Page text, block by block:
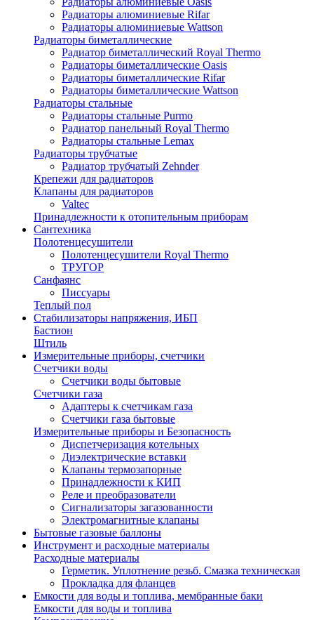
Радиаторы алюминиевые Rifar
Радиаторы алюминиевые Wattson
Радиаторы биметаллические
Радиатор биметаллический Royal Thermo
Радиаторы биметаллические Oasis
Радиаторы биметаллические Rifar
Радиаторы биметаллические Wattson
Радиаторы стальные
Радиаторы стальные Purmo
Радиатор панельный Royal Thermo
Радиаторы стальные Lemax
Радиаторы трубчатые
Радиатор трубчатый Zehnder
Крепежи для радиаторов
Клапаны для радиаторов
Valtec
Принадлежности к отопительным приборам
Сантехника
Полотенцесушители
Полотенцесушители Royal Thermo
ТРУГОР
Санфаянс
Писсуары
Теплый пол
Стабилизаторы напряжения, ИБП
Бастион
Штиль
Измерительные приборы, счетчики
Счетчики воды
Счетчики воды бытовые
Счетчики газа
Адаптеры к счетчикам газа
Счетчики газа бытовые
Измерительные приборы и Безопасность
Диспетчеризация котельных
Диэлектрические вставки
Клапаны термозапорные
Принадлежности к КИП
Реле и преобразователи
Сигнализаторы загазованности
Электромагнитные клапаны
Бытовые газовые баллоны
Инструмент и расходные материалы
Расходные материалы
Герметик. Уплотнение резьб. Смазка техническая
Прокладка для фланцев
Емкости для воды и топлива, мембранные баки
Емкости для воды и топлива